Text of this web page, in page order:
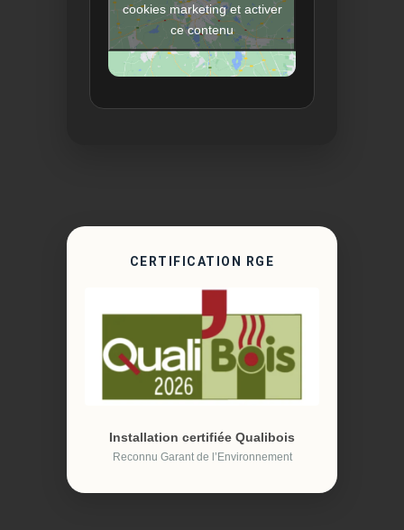
cookies marketing et activer
ce contenu
CERTIFICATION RGE
Installation certifiée Qualibois
Reconnu Garant de l’Environnement